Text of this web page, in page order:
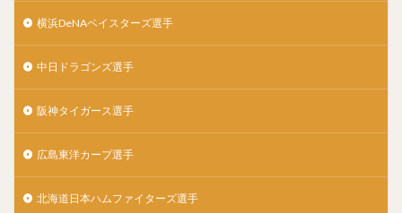
横浜DeNAベイスターズ選手
中日ドラゴンズ選手
阪神タイガース選手
広島東洋カープ選手
北海道日本ハムファイターズ選手
千賀滉大（せんがこうだい）
大山悠輔（おおやまゆうすけ）
岸孝之（きしたかゆき）
明石健志（あかしけんじ）
栗原陵矢（くりはらりょうや）
熊代聖人（くましろまさと）
秋山翔吾（あきやましょうご）